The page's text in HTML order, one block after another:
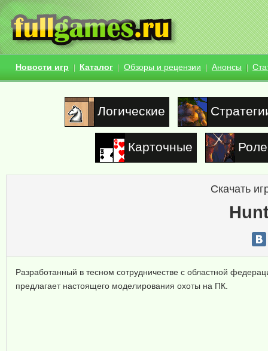
Новости игр Каталог Обзоры и рецензии Анонсы
Логические
Карточные
Скачать
Разработанный в тесном сотрудничестве с областной
предлагает настоящего моделирования охоты на ПК.